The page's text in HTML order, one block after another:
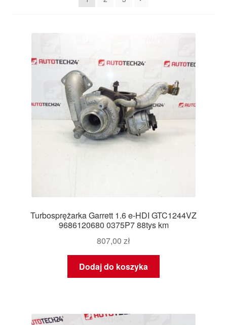
Procedura reklamacyjna
Turbosprężarka Garrett 1.6 e-HDI GTC1244VZ
9686120680 0375P7 88tys km
807,00 zł
Dodaj do koszyka